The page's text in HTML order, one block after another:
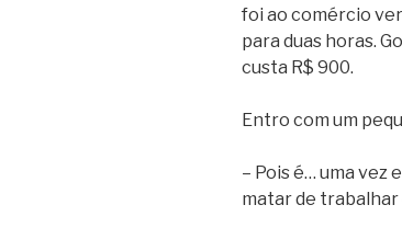
foi ao comércio
para duas horas.
custa R$ 900.
Entro com um
– Pois é… uma vez
matar de trabalhar